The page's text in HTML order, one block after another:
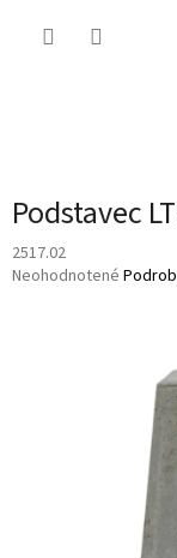
Podstavec
2517.02
Priemerné
Neohodnotené